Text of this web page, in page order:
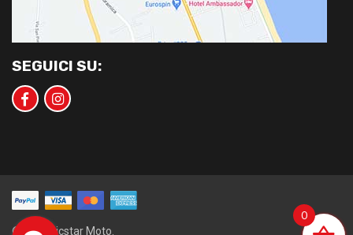
SEGUICI SU:
©2020 Sicstar Moto.
0